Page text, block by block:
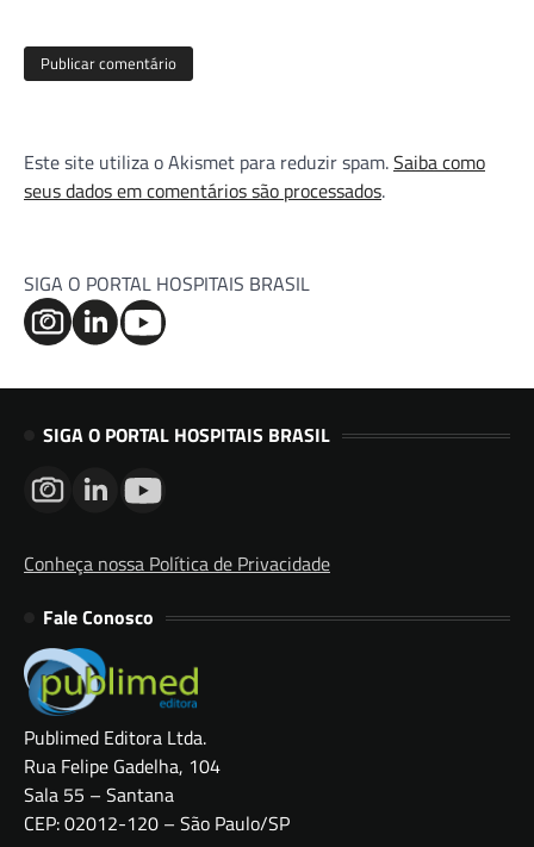
Este site utiliza o Akismet para reduzir spam.Saiba como
seus dados em comentários são processados.
SIGA O PORTAL HOSPITAIS BRASIL
SIGA O PORTAL HOSPITAIS BRASIL
Conheça nossa Política de Privacidade
Fale Conosco
Publimed Editora Ltda.
Rua Felipe Gadelha, 104
Sala 55 – Santana
CEP: 02012-120 – São Paulo/SP